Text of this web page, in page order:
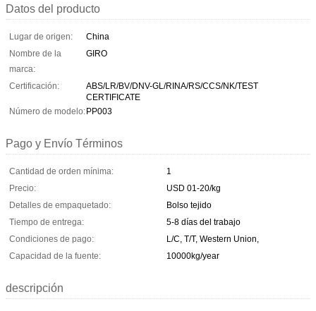
Datos del producto
Lugar de origen:
China
Nombre de la
marca:
GIRO
Certificación:
ABS/LR/BV/DNV-GL/RINA/RS/CCS/NK/TEST
CERTIFICATE
Número de modelo:PP003
Pago y Envío Términos
Cantidad de orden mínima:
1
Precio:
USD 01-20/kg
Detalles de empaquetado:
Bolso tejido
Tiempo de entrega:
5-8 días del trabajo
Condiciones de pago:
L/C, T/T, Western Union,
Capacidad de la fuente:
10000kg/year
descripción